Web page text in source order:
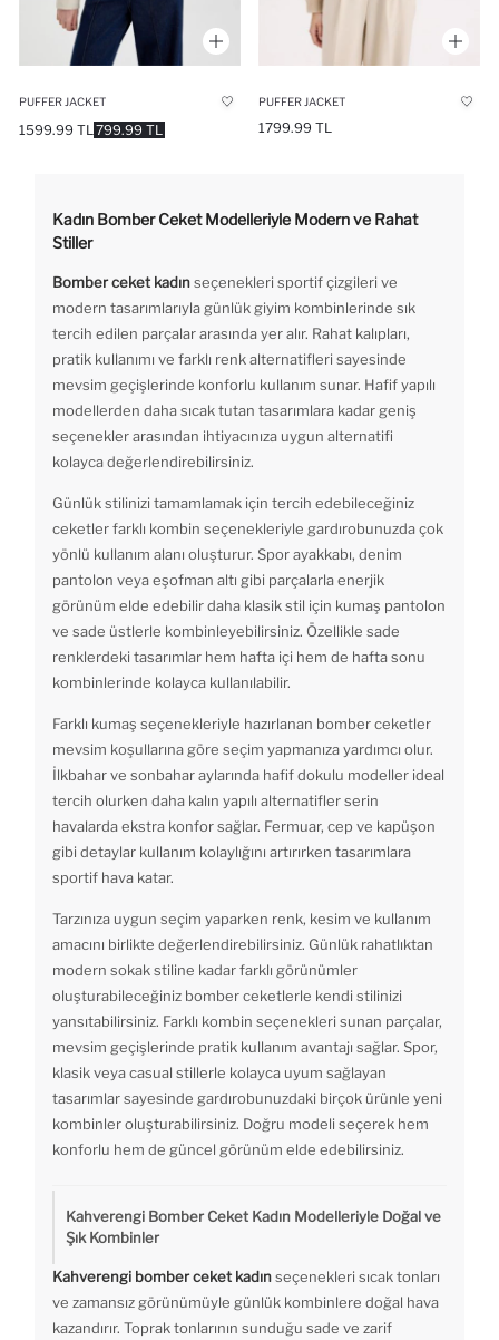
PUFFER JACKET
799.99 TL
1599.99 TL
PUFFER JACKET
1799.99 TL
Kadın Bomber Ceket Modelleriyle Modern ve Rahat
Stiller
Bomber ceket kadınseçenekleri sportif çizgileri ve
modern tasarımlarıyla günlük giyim kombinlerinde sık
tercih edilen parçalar arasında yer alır. Rahat kalıpları,
pratik kullanımı ve farklı renk alternatifleri sayesinde
mevsim geçişlerinde konforlu kullanım sunar. Hafif yapılı
modellerden daha sıcak tutan tasarımlara kadar geniş
seçenekler arasından ihtiyacınıza uygun alternatifi
kolayca değerlendirebilirsiniz.
Günlük stilinizi tamamlamak için tercih edebileceğiniz
ceketler farklı kombin seçenekleriyle gardırobunuzda çok
yönlü kullanım alanı oluşturur. Spor ayakkabı, denim
pantolon veya eşofman altı gibi parçalarla enerjik
görünüm elde edebilir daha klasik stil için kumaş pantolon
ve sade üstlerle kombinleyebilirsiniz. Özellikle sade
renklerdeki tasarımlar hem hafta içi hem de hafta sonu
kombinlerinde kolayca kullanılabilir.
Farklı kumaş seçenekleriyle hazırlanan bomber ceketler
mevsim koşullarına göre seçim yapmanıza yardımcı olur.
İlkbahar ve sonbahar aylarında hafif dokulu modeller ideal
tercih olurken daha kalın yapılı alternatifler serin
havalarda ekstra konfor sağlar. Fermuar, cep ve kapüşon
gibi detaylar kullanım kolaylığını artırırken tasarımlara
sportif hava katar.
Tarzınıza uygun seçim yaparken renk, kesim ve kullanım
amacını birlikte değerlendirebilirsiniz. Günlük rahatlıktan
modern sokak stiline kadar farklı görünümler
oluşturabileceğiniz bomber ceketlerle kendi stilinizi
yansıtabilirsiniz. Farklı kombin seçenekleri sunan parçalar,
mevsim geçişlerinde pratik kullanım avantajı sağlar. Spor,
klasik veya casual stillerle kolayca uyum sağlayan
tasarımlar sayesinde gardırobunuzdaki birçok ürünle yeni
kombinler oluşturabilirsiniz. Doğru modeli seçerek hem
konforlu hem de güncel görünüm elde edebilirsiniz.
Kahverengi Bomber Ceket Kadın Modelleriyle Doğal ve
Şık Kombinler
Kahverengi bomber ceket kadınseçenekleri sıcak tonları
ve zamansız görünümüyle günlük kombinlere doğal hava
kazandırır. Toprak tonlarının sunduğu sade ve zarif